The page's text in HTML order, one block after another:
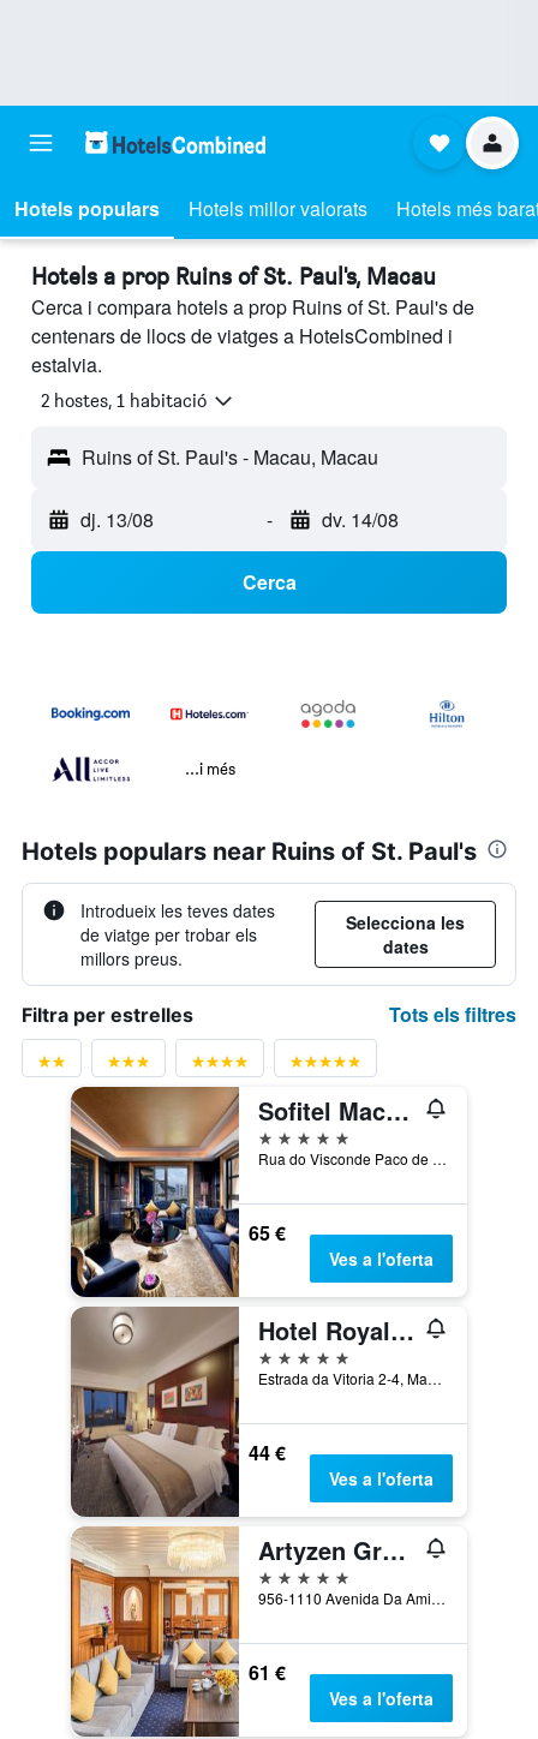
Hotels populars Hotels millor valorats Hotels més
Hotels a prop Ruins of St. Paul's, Macau
Cerca i compara hotels a prop Ruins of St. Paul's de
centenars de llocs de viatges a HotelsCombined i
estalvia.
2 hostes, 1 habitació
Ruins of St. Paul's - Macau, Macau
dj. 13/08 - dv. 14/08
Cerca
...i més
Hotels populars near Ruins of St. Paul's
Introdueix les teves dates
de viatge per trobar els
millors preus.
Selecciona les
dates
Filtra per estrelles Tots els filtres
Sofitel Macau at Ponte 16
5 estrelles
Rua do Visconde Paco de Arcos, Macau
65 €
Ves a l'oferta
Hotel Royal Macau
5 estrelles
Estrada da Vitoria 2-4, Macau
44 €
Ves a l'oferta
Artyzen Grand Lapa Macau
5 estrelles
956-1110 Avenida Da Amizade, Macau
61 €
Ves a l'oferta